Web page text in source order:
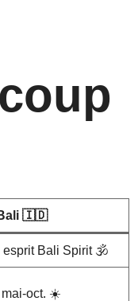
🇮🇩
esprit Bali Spirit 🕉️
mai-oct. ☀️